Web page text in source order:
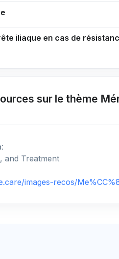
iliaque en cas de
sur le thème
and Treatment
images-recos/